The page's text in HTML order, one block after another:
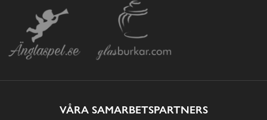
VÅRA SAMARBETSPARTNERS